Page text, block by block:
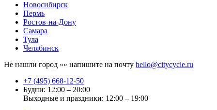
Новосибирск
Пермь
Ростов-на-Дону
Самара
Тула
Челябинск
Не нашли город «» напишите на почту hello@citycycle.ru
+7 (495) 668-12-50
Будни: 12:00 – 20:00
Выходные и праздники: 12:00 – 19:00